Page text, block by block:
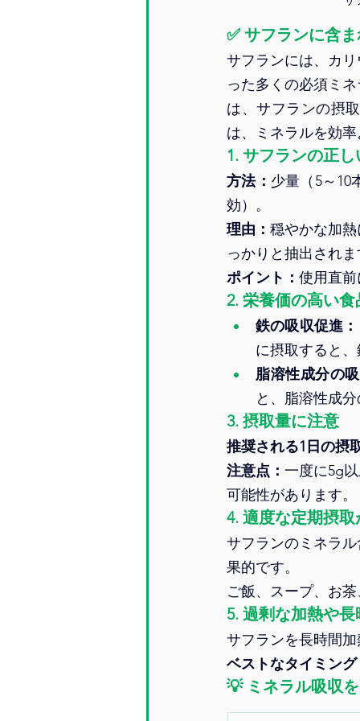
✅ サフランに含
サフランには、カ
った多くの必須ミ
は、サフランの摂
は、ミネラルを効
1. サフランの正
方法： 少量（5～10
効）。
理由：穏やかな加
っかりと抽出され
ポイント： 使用直
2. 栄養価の高い
鉄の吸収促進：
に摂取すると
脂溶性成分の
と、脂溶性成
3. 摂取量に注意
推奨される1日の摂
注意点： 一度に5g
可能性があります。
4. 適度な定期摂取
サフランのミネラ
果的です。
ご飯、スープ、お
5. 過剰な加熱や
サフランを長時間
ベストなタイミング
💡 ミネラル吸収